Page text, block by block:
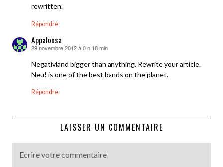
rewritten.
Répondre
Appaloosa
dit :
29 novembre 2012 à 0 h 18 min
Negativland bigger than anything. Rewrite your article.
Neu! is one of the best bands on the planet.
Répondre
LAISSER UN COMMENTAIRE